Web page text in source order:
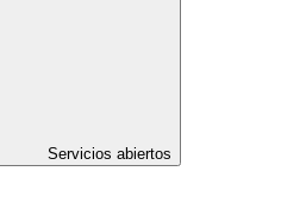
Servicios abiertos